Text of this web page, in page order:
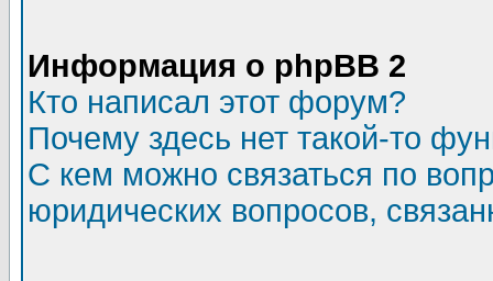
Информация о phpBB 2
Кто написал этот форум?
Почему здесь нет такой-то
С кем можно связаться по
юридических вопросов,